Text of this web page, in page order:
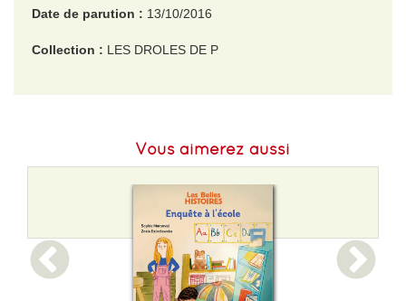
Date de parution : 13/10/2016
Collection : LES DROLES DE P
Vous aimerez aussi